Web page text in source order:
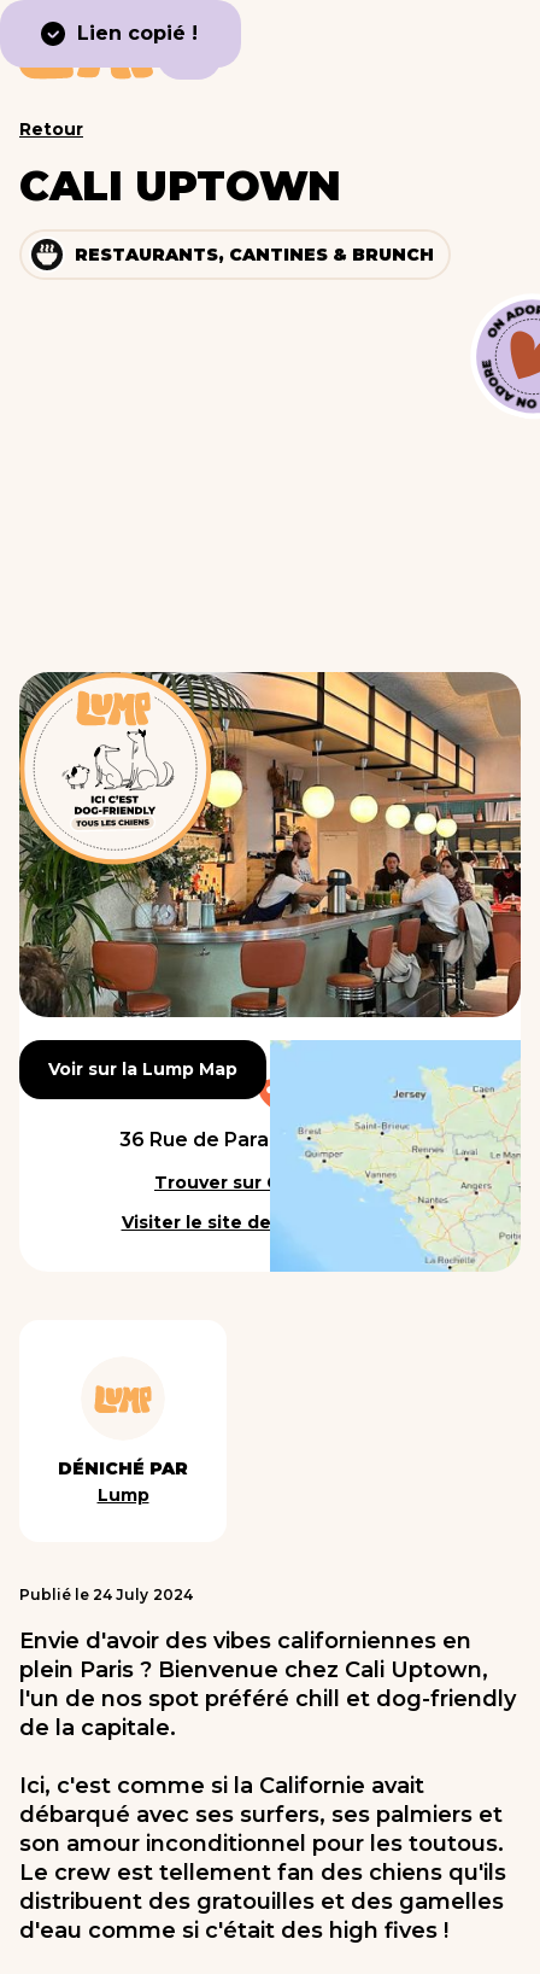
Lien copié !
Retour
CALI UPTOWN
RESTAURANTS, CANTINES & BRUNCH
Voir sur la Lump Map
Voir sur la Lump Map
36 Rue de Paradis, 75010 Paris
Trouver sur Google Maps
Visiter le site de l'établissement
DÉNICHÉ PAR
Lump
Publié le 24 July 2024
Envie d'avoir des vibes californiennes en
plein Paris ? Bienvenue chez Cali Uptown,
l'un de nos spot préféré chill et dog-friendly
de la capitale.
Ici, c'est comme si la Californie avait
débarqué avec ses surfers, ses palmiers et
son amour inconditionnel pour les toutous.
Le crew est tellement fan des chiens qu'ils
distribuent des gratouilles et des gamelles
d'eau comme si c'était des high fives !